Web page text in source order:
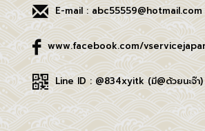
E-mail : abc55559@hotmail.com
www.facebook.com/
Line ID : @834xyitk (มี@ด้วยนะจ๊า)